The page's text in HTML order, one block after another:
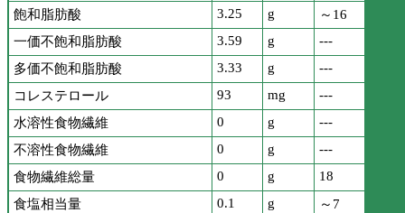
飽和脂肪酸
3.25 g
～16
一価不飽和脂肪酸
3.59 g
---
多価不飽和脂肪酸
3.33 g
---
コレステロール
93 mg
---
水溶性食物繊維
0 g
---
不溶性食物繊維
0 g
---
食物繊維総量
0 g
18
食塩相当量
0.1 g ～7